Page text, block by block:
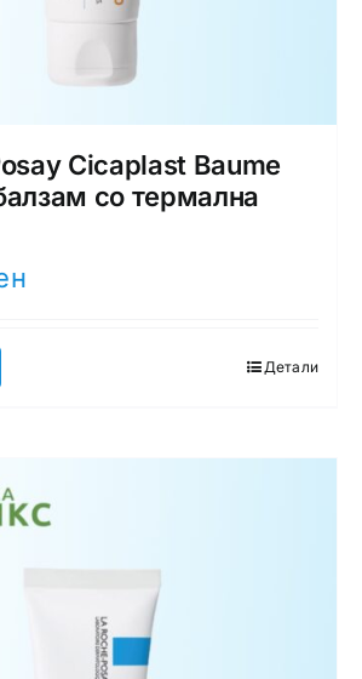
Cicaplast Baume
со термална
Детали